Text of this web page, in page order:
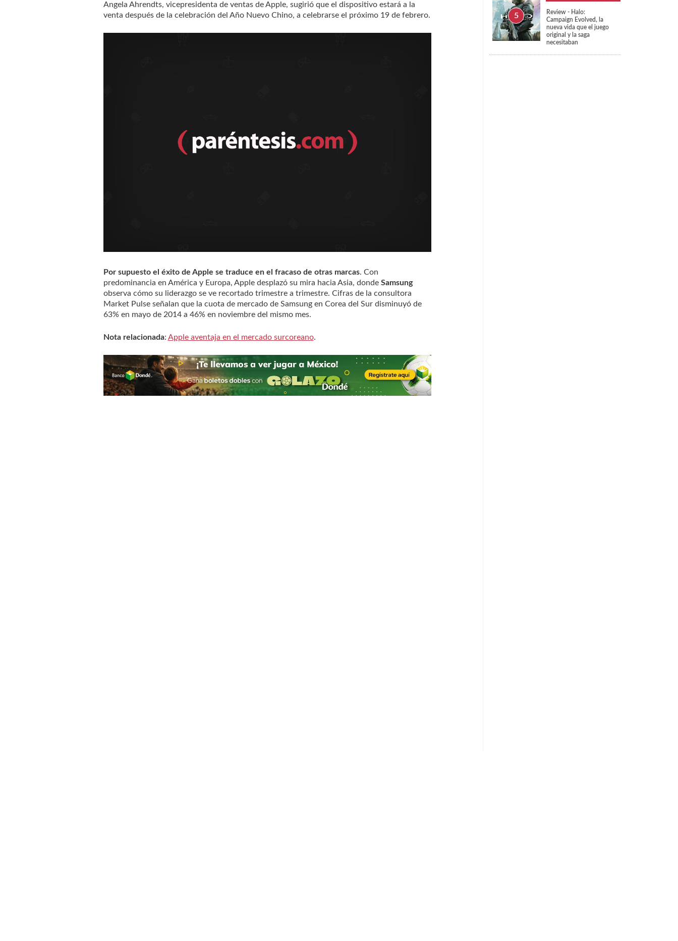
Angela Ahrendts, vicepresidenta de ventas de Apple, sugirió que el dispositivo estará a la
venta después de la celebración del Año Nuevo Chino, a celebrarse el próximo 19 de febrero.
Por supuesto el éxito de Apple se traduce en el fracaso de otras marcas. Con
predominancia en América y Europa, Apple desplazó su mira hacia Asia, donde Samsung
observa cómo su liderazgo se ve recortado trimestre a trimestre. Cifras de la consultora
Market Pulse señalan que la cuota de mercado de Samsung en Corea del Sur disminuyó de
63% en mayo de 2014 a 46% en noviembre del mismo mes.
Nota relacionada: Apple aventaja en el mercado surcoreano.
Review - Halo:
Campaign Evolved, la
nueva vida que el juego
original y la saga
necesitaban